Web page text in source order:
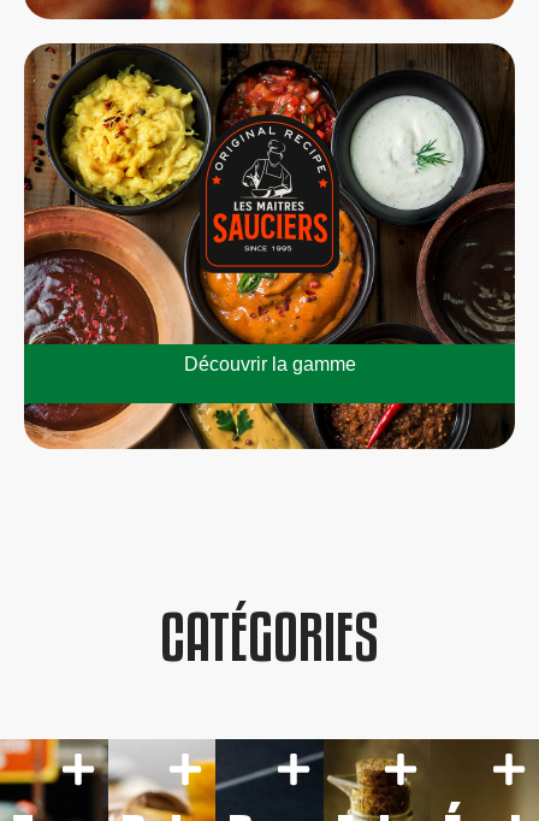
Découvrir la gamme
CATÉGORIES